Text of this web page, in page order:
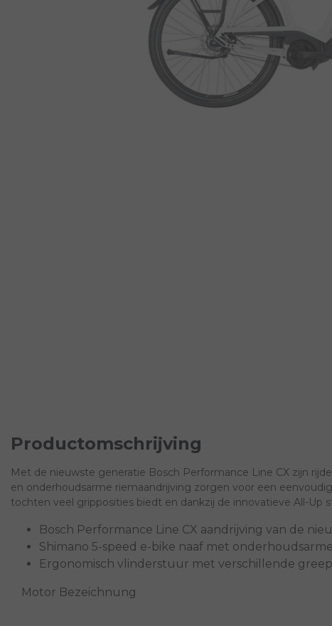
Productomschrijving
Met de nieuwste generatie Bosch Performance Line CX zijn
en onderhoudsarme riemaandrijving zorgen voor een
tochten veel gripposities biedt en dankzij de innovatieve All-
Bosch Performance Line CX aandrijving van de
Shimano 5-speed e-bike naaf met
Ergonomisch vlinderstuur met verschillende
Motor Bezeichnung